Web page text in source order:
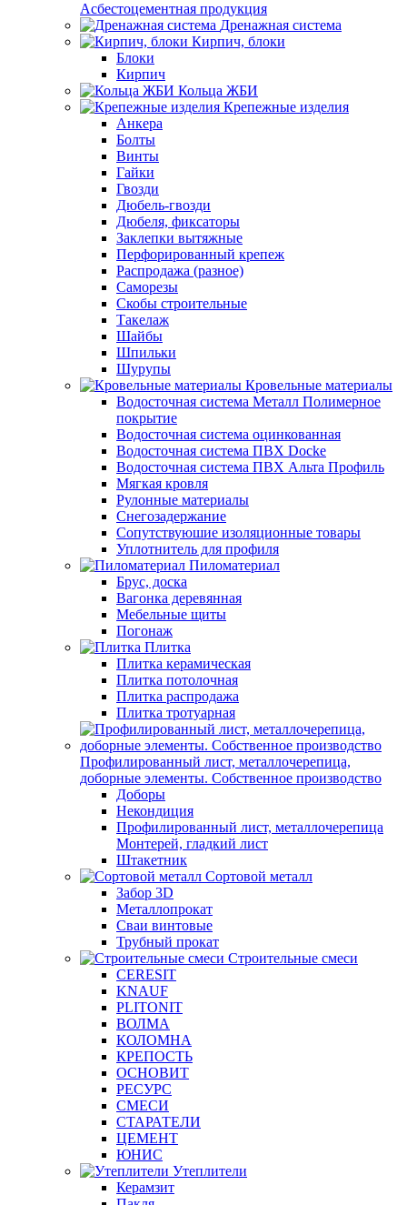
Асбестоцементная продукция
Дренажная система
Кирпич, блоки
Блоки
Кирпич
Кольца ЖБИ
Крепежные изделия
Анкера
Болты
Винты
Гайки
Гвозди
Дюбель-гвозди
Дюбеля, фиксаторы
Заклепки вытяжные
Перфорированный крепеж
Распродажа (разное)
Саморезы
Скобы строительные
Такелаж
Шайбы
Шпильки
Шурупы
Кровельные материалы
Водосточная система Металл Полимерное
покрытие
Водосточная система оцинкованная
Водосточная система ПВХ Docke
Водосточная система ПВХ Альта Профиль
Мягкая кровля
Рулонные материалы
Снегозадержание
Сопутствуюшие изоляционные товары
Уплотнитель для профиля
Пиломатериал
Брус, доска
Вагонка деревянная
Мебельные щиты
Погонаж
Плитка
Плитка керамическая
Плитка потолочная
Плитка распродажа
Плитка тротуарная
Профилированный лист, металлочерепица,
доборные элементы. Собственное производство
Доборы
Некондиция
Профилированный лист, металлочерепица
Монтерей, гладкий лист
Штакетник
Сортовой металл
Забор 3D
Металлопрокат
Сваи винтовые
Трубный прокат
Строительные смеси
CERESIT
KNAUF
PLITONIT
ВОЛМА
КОЛОМНА
КРЕПОСТЬ
ОСНОВИТ
РЕСУРС
СМЕСИ
СТАРАТЕЛИ
ЦЕМЕНТ
ЮНИС
Утеплители
Керамзит